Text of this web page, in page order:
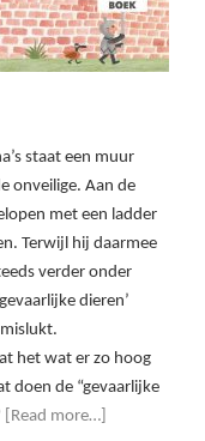
staat een muur
onveilige. Aan de
met een ladder
Terwijl hij daarmee
verder onder
dieren’
het wat er zo hoog
doen de “gevaarlijke
[Read more…]